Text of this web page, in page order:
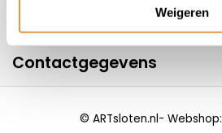
Weigeren
Contactgegevens
© ARTsloten.nl- Webshop: